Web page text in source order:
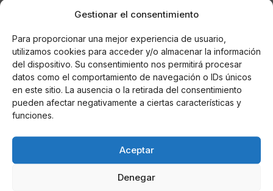
Gestionar el consentimiento
Para proporcionar una mejor experiencia de usuario,
utilizamos cookies para acceder y/o almacenar la información
del dispositivo. Su consentimiento nos permitirá procesar
datos como el comportamiento de navegación o IDs únicos
en este sitio. La ausencia o la retirada del consentimiento
pueden afectar negativamente a ciertas características y
funciones.
Aceptar
Denegar
contemporáneay publicó numerosasobras
velocidad, la política y la urbanización.
AUTOR
Noticias relacionadas